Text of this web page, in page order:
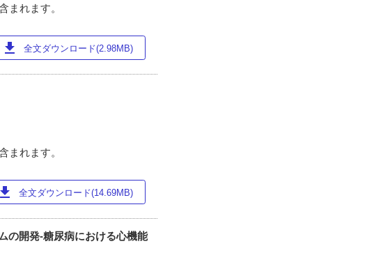
まれます。
download 全文ダウンロード(2.98MB)
まれます。
download 全文ダウンロード(14.69MB)
の開発-糖尿病における心機能